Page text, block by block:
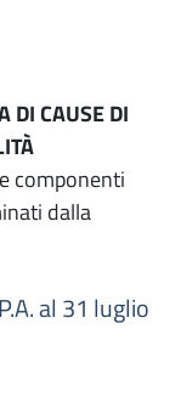
DI CAUSE DI
componenti
dalla
al 31 luglio